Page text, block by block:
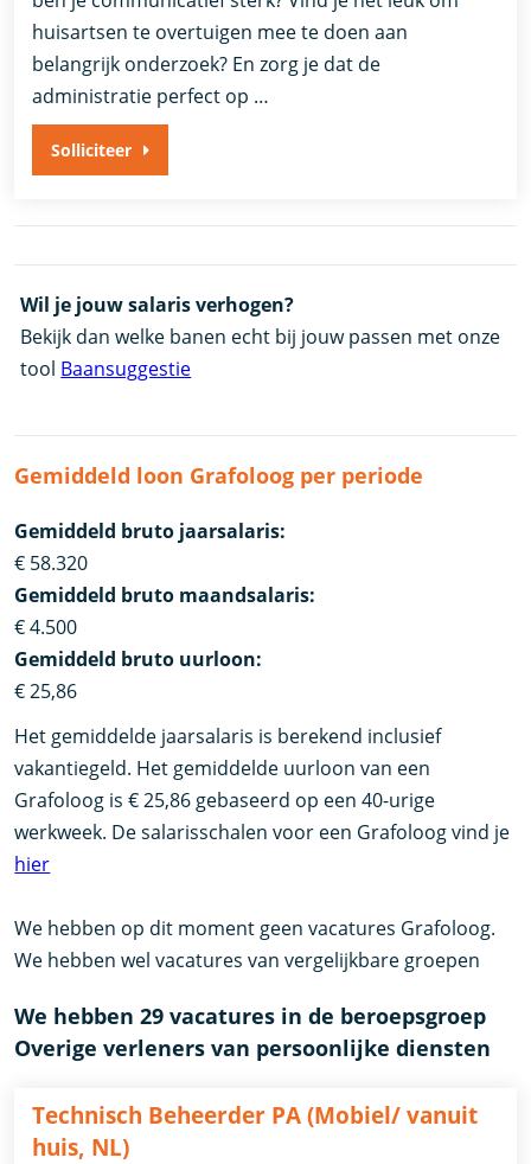
huisartsen te overtuigen mee te doen aan
belangrijk onderzoek? En zorg je dat de
administratie perfect op …
Solliciteer
Wil je jouw salaris verhogen?
Bekijk dan welke banen echt bij jouw passen met onze
tool Baansuggestie
Gemiddeld loon Grafoloog per periode
Gemiddeld bruto jaarsalaris:
€ 58.320
Gemiddeld bruto maandsalaris:
€ 4.500
Gemiddeld bruto uurloon:
€ 25,86
Het gemiddelde jaarsalaris is berekend inclusief
vakantiegeld. Het gemiddelde uurloon van een
Grafoloog is € 25,86 gebaseerd op een 40-urige
werkweek. De salarisschalen voor een Grafoloog vind je
hier
We hebben op dit moment geen vacatures Grafoloog.
We hebben wel vacatures van vergelijkbare groepen
We hebben 29 vacatures in de beroepsgroep
Overige verleners van persoonlijke diensten
Technisch Beheerder PA (Mobiel/ vanuit
huis, NL)